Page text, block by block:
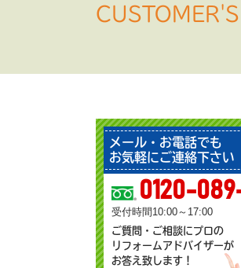
メール・お電話でも
お気軽にご連絡下さい
0120-
受付時間10:00～17:00
ご質問・ご相談にプロの
リフォームアドバイザーが
お答え致します！